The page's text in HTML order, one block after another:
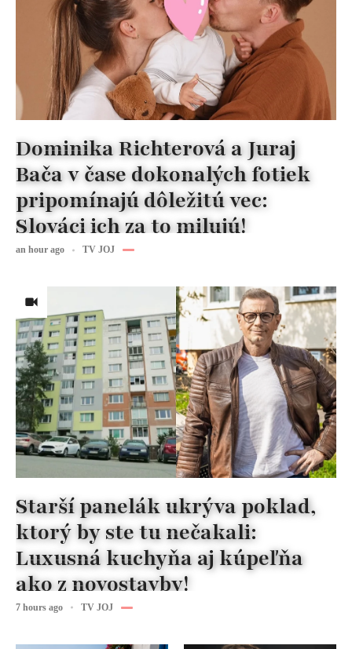
Dominika Richterová a Juraj
Bača v čase dokonalých fotiek
pripomínajú dôležitú vec:
Slováci ich za to milujú!
an hour ago TV JOJ
Starší panelák ukrýva poklad,
ktorý by ste tu nečakali:
Luxusná kuchyňa aj kúpeľňa
ako z novostavby!
7 hours ago TV JOJ